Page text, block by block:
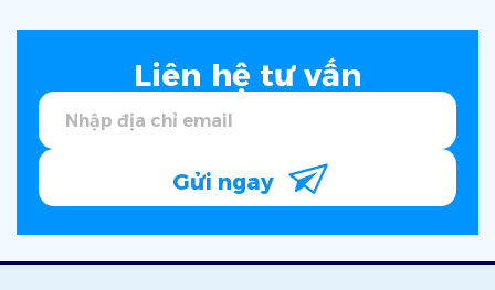
Liên hệ tư vấn
Gửi ngay